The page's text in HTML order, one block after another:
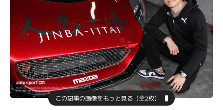
この記事の画像をもっと見る（全2枚）